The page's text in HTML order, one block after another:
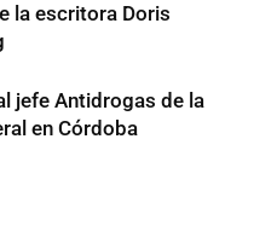
la escritora Doris
jefe Antidrogas de la
en Córdoba